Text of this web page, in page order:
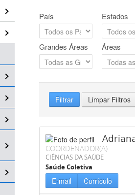
País Estados
Grandes Áreas Áreas
Filtrar Limpar Filtros
COORDENADOR(A)
CIÊNCIAS DA SAÚDE
Saúde Coletiva
E-mail Currículo